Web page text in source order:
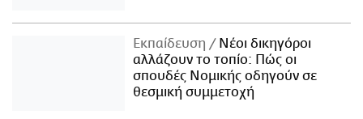
Εκπαίδευση
Νέοι δικηγόροι
αλλάζουν το τοπίο: Πώς οι
σπουδές Νομικής οδηγούν σε
θεσμική συμμετοχή